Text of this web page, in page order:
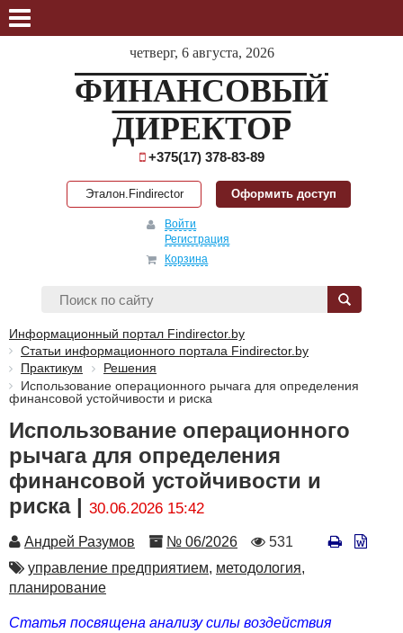
четверг, 6 августа, 2026
ФИНАНСОВЫЙ
ДИРЕКТОР
+375(17) 378-83-89
Эталон.Findirector Оформить доступ
Войти
Регистрация
Корзина
Информационный портал Findirector.by
Статьи информационного портала Findirector.by
Практикум
Решения
Использование операционного рычага для определения
финансовой устойчивости и риска
Использование операционного
рычага для определения
финансовой устойчивости и
риска | 30.06.2026 15:42
Автор
Андрей Разумов Номер
№ 06/2026
Количество
531
Автор
управление предприятием, методология,
планирование
Статья посвящена анализу силы воздействия